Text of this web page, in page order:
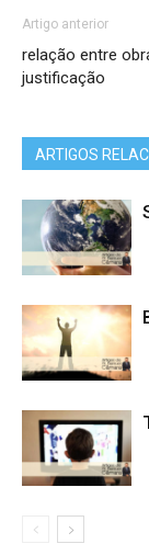
Artigo anterior
relação entre
justificação
ARTIGOS